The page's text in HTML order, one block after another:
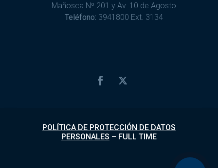
Mañosca Nº 201 y Av. 10 de Agosto
Teléfono: 3941800 Ext. 3134
POLÍTICA DE PROTECCIÓN DE DATOS
PERSONALES – FULL TIME